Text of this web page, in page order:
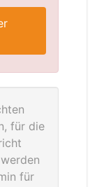
für die
für